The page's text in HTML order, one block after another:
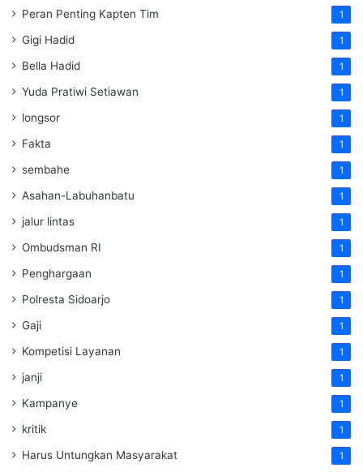
Peran Penting Kapten Tim 1
Gigi Hadid 1
Bella Hadid 1
Yuda Pratiwi Setiawan 1
longsor 1
Fakta 1
sembahe 1
Asahan-Labuhanbatu 1
jalur lintas 1
Ombudsman RI 1
Penghargaan 1
Polresta Sidoarjo 1
Gaji 1
Kompetisi Layanan 1
janji 1
Kampanye 1
kritik 1
Harus Untungkan Masyarakat 1